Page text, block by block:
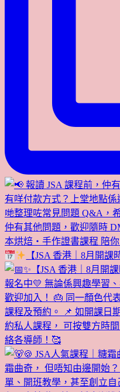
【JSA 香港｜8月開課